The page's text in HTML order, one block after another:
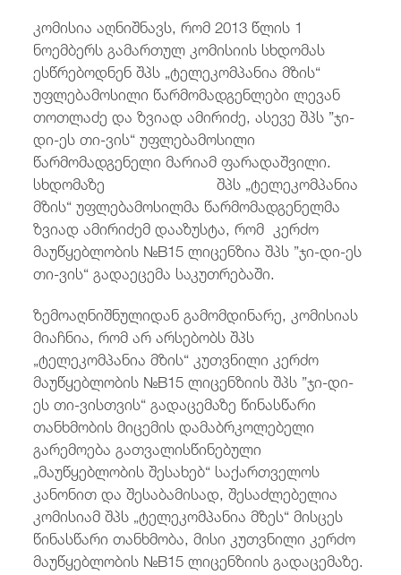
კომისია აღნიშნავს, რომ 2013 წლის 1
ნოემბერს გამართულ კომისიის სხდომას
ესწრებოდნენ შპს „ტელეკომპანია მზის“
უფლებამოსილი წარმომადგენლები ლევან
თოთლაძე და ზვიად ამირიძე, ასევე შპს ”ჯი-
დი-ეს თი-ვის“ უფლებამოსილი
წარმომადგენელი მარიამ ფარადაშვილი.
სხდომაზე შპს „ტელეკომპანია
მზის“ უფლებამოსილმა წარმომადგენელმა
ზვიად ამირიძემ დააზუსტა, რომ კერძო
მაუწყებლობის №B15 ლიცენზია შპს ”ჯი-დი-ეს
თი-ვის“ გადაეცემა საკუთრებაში.
ზემოაღნიშნულიდან გამომდინარე, კომისიას
მიაჩნია, რომ არ არსებობს შპს
„ტელეკომპანია მზის“ კუთვნილი კერძო
მაუწყებლობის №B15 ლიცენზიის შპს ”ჯი-დი-
ეს თი-ვისთვის“ გადაცემაზე წინასწარი
თანხმობის მიცემის დამაბრკოლებელი
გარემოება გათვალისწინებული
„მაუწყებლობის შესახებ“ საქართველოს
კანონით და შესაბამისად, შესაძლებელია
კომისიამ შპს „ტელეკომპანია მზეს“ მისცეს
წინასწარი თანხმობა, მისი კუთვნილი კერძო
მაუწყებლობის №B15 ლიცენზიის გადაცემაზე.